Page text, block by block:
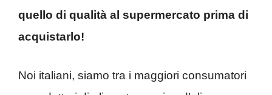
quello di qualità al supermercato prima di
acquistarlo!
Noi italiani, siamo tra i maggiori consumatori